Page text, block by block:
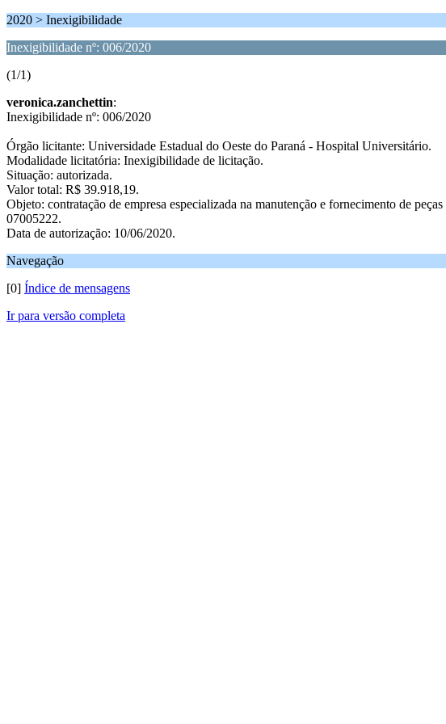
2020 > Inexigibilidade
Inexigibilidade nº: 006/2020
(1/1)
veronica.zanchettin:
Inexigibilidade nº: 006/2020
Órgão licitante: Universidade Estadual do Oeste do Paraná - Hospital Universitário.
Modalidade licitatória: Inexigibilidade de licitação.
Situação: autorizada.
Valor total: R$ 39.918,19.
Objeto: contratação de empresa especializada na manutenção e fornecimento de
07005222.
Data de autorização: 10/06/2020.
Navegação
[0] Índice de mensagens
Ir para versão completa